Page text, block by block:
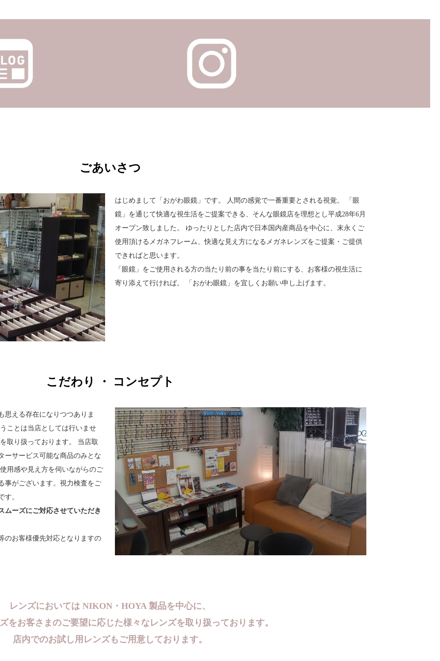
ごあいさつ
はじめまして「おがわ眼鏡」です。 人間の感覚で一番重要とされる視覚。 「眼
鏡」を通じて快適な視生活をご提案できる、そんな眼鏡店を理想とし平成28年6月
オープン致しました。 ゆったりとした店内で日本国内産商品を中心に、末永くご
使用頂けるメガネフレーム、快適な見え方になるメガネレンズをご提案・ご提供
できればと思います。
「眼鏡」をご使用される方の当たり前の事を当たり前にする、お客様の視生活に
寄り添えて行ければ。 「おがわ眼鏡」を宜しくお願い申し上げます。
こだわり ・ コンセプト
思える存在になりつつありま
ことは当店としては行いませ
取り扱っております。 当店取
ーサービス可能な商品のみとな
用感や見え方を伺いながらのご
事がございます。視力検査をご
す。
ムーズにご対応させていただき
のお客様優先対応となりますの
レンズにおいては NIKON・HOYA 製品を中心に、
をお客さまのご要望に応じた様々なレンズを取り扱っております。
店内でのお試し用レンズもご用意しております。